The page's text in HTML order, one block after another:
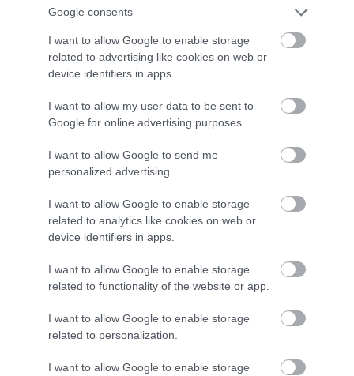
Google consents
I want to allow Google to enable storage
related to advertising like cookies on web or
device identifiers in apps.
I want to allow my user data to be sent to
Google for online advertising purposes.
I want to allow Google to send me
personalized advertising.
I want to allow Google to enable storage
related to analytics like cookies on web or
device identifiers in apps.
I want to allow Google to enable storage
related to functionality of the website or app.
I want to allow Google to enable storage
related to personalization.
I want to allow Google to enable storage
telefoane de urgență amplasate de-a lungul
traseului. Locuitorii au povestit pe Reddit
experiențe care arată de ce podul-tunelpoate
deveni greu de suportat pentru persoanele
vremea când soțul ei servea în marină, își amintea că
soacra sa se temea atât de tare de traseu încât
trebuia să fie condusă de altcineva și ținea ochii
închiși pe durata traversării tunelului, de aproximativ
foarte greu să își păstreze calmul. Un alt comentator
susținea că tunelurile nu sunt partea cea mai
înfricoșătoare.
Pentru el, adevărata problemă era
parcurgerea a aproape 28 de kilometri pe
un pod cu două benzi, aflat la numai circa 3
golful Chesapeake întâlnește Oceanul